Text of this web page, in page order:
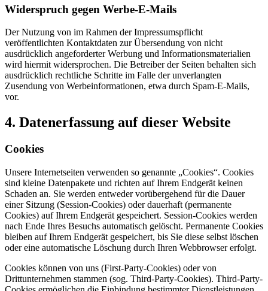
Widerspruch gegen Werbe-E-Mails
Der Nutzung von im Rahmen der Impressumspflicht
veröffentlichten Kontaktdaten zur Übersendung von nicht
ausdrücklich angeforderter Werbung und Informationsmaterialien
wird hiermit widersprochen. Die Betreiber der Seiten behalten sich
ausdrücklich rechtliche Schritte im Falle der unverlangten
Zusendung von Werbeinformationen, etwa durch Spam-E-Mails,
vor.
4. Datenerfassung auf dieser Website
Cookies
Unsere Internetseiten verwenden so genannte „Cookies“. Cookies
sind kleine Datenpakete und richten auf Ihrem Endgerät keinen
Schaden an. Sie werden entweder vorübergehend für die Dauer
einer Sitzung (Session-Cookies) oder dauerhaft (permanente
Cookies) auf Ihrem Endgerät gespeichert. Session-Cookies werden
nach Ende Ihres Besuchs automatisch gelöscht. Permanente Cookies
bleiben auf Ihrem Endgerät gespeichert, bis Sie diese selbst löschen
oder eine automatische Löschung durch Ihren Webbrowser erfolgt.
Cookies können von uns (First-Party-Cookies) oder von
Drittunternehmen stammen (sog. Third-Party-Cookies). Third-Party-